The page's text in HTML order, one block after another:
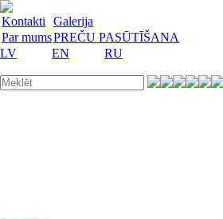
Kontakti
Galerija
Par mumsPREČU PASŪTĪŠANA
LV
EN RU